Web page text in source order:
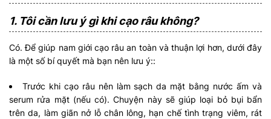
1. Tôi cần lưu ý gì khi cạo râu không?
Có. Để giúp nam giới cạo râu an toàn và thuận lợi hơn, dưới đây
là một số bí quyết mà bạn nên lưu ý::
Trước khi cạo râu nên làm sạch da mặt bằng nước ấm và
serum rửa mặt (nếu có). Chuyện này sẽ giúp loại bỏ bụi bẩn
trên da, làm giãn nở lỗ chân lông, hạn chế tình trạng viêm, rát